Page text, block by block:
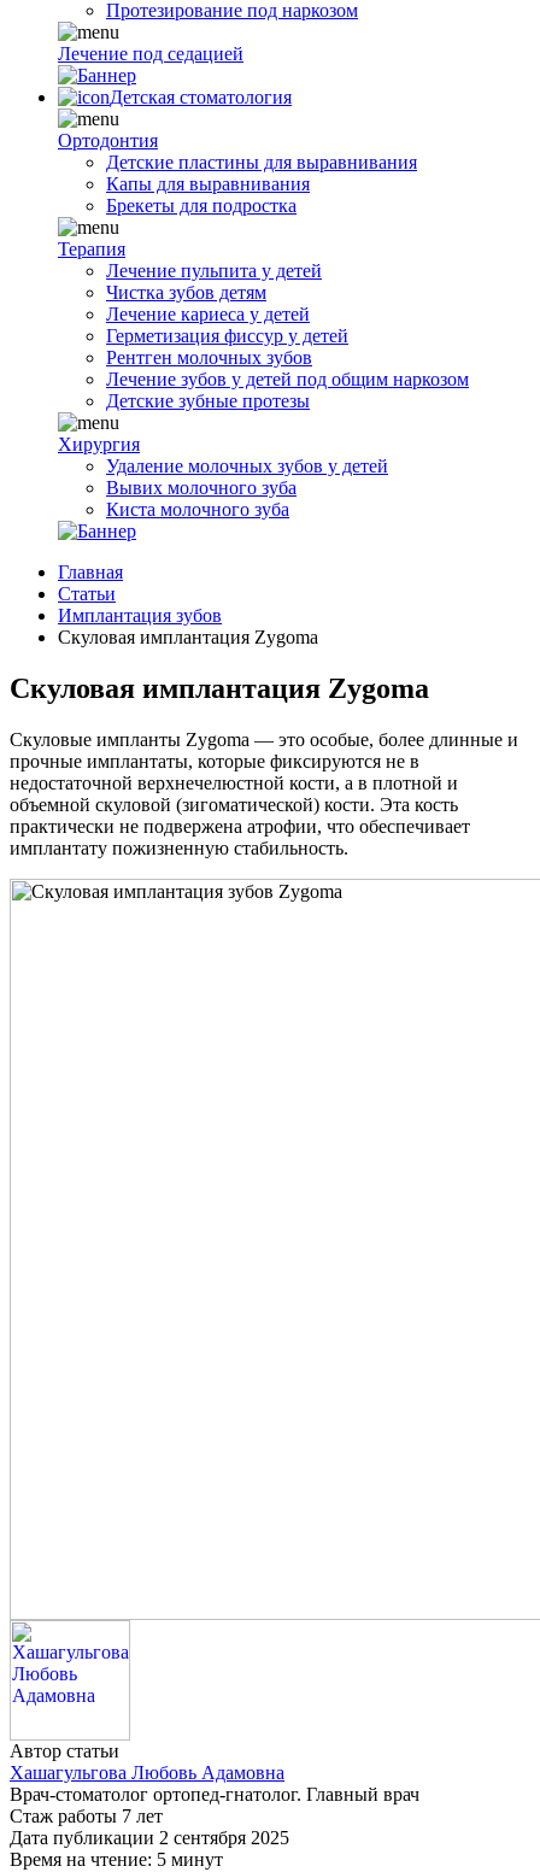
Протезирование под наркозом
Лечение под седацией
Детская стоматология
Ортодонтия
Детские пластины для выравнивания
Капы для выравнивания
Брекеты для подростка
Терапия
Лечение пульпита у детей
Чистка зубов детям
Лечение кариеса у детей
Герметизация фиссур у детей
Рентген молочных зубов
Лечение зубов у детей под общим наркозом
Детские зубные протезы
Хирургия
Удаление молочных зубов у детей
Вывих молочного зуба
Киста молочного зуба
Главная
Статьи
Имплантация зубов
Скуловая имплантация Zygoma
Скуловая имплантация Zygoma
Скуловые импланты Zygoma — это особые, более длинные и
прочные имплантаты, которые фиксируются не в
недостаточной верхнечелюстной кости, а в плотной и
объемной скуловой (зигоматической) кости. Эта кость
практически не подвержена атрофии, что обеспечивает
имплантату пожизненную стабильность.
Автор статьи
Хашагульгова Любовь Адамовна
Врач-стоматолог ортопед-гнатолог. Главный врач
Стаж работы 7 лет
Дата публикации 2 сентября 2025
Время на чтение: 5 минут